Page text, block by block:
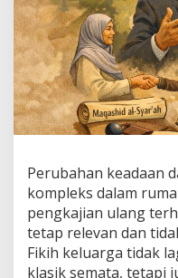
Perubahan keadaan
kompleks dalam
pengkajian ulang
tetap relevan dan
Fikih keluarga tidak
klasik semata, tetapi